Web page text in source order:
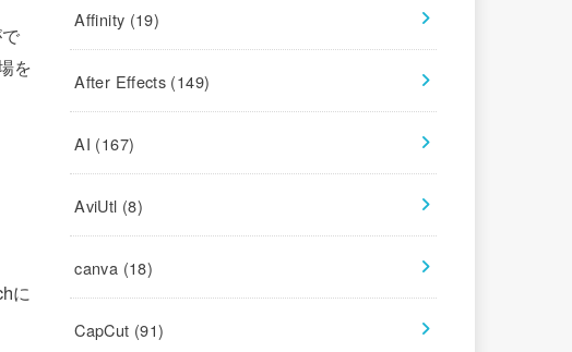
を
に
Affinity (19)
After Effects (149)
AI (167)
AviUtl (8)
canva (18)
CapCut (91)